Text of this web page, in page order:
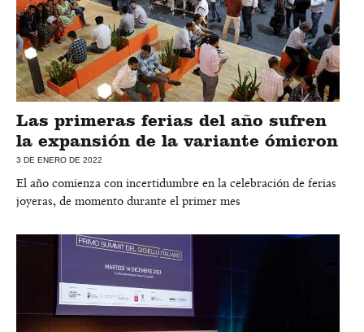
Las primeras ferias del año sufren
la expansión de la variante ómicron
3 DE ENERO DE 2022
El año comienza con incertidumbre en la celebración de ferias
joyeras, de momento durante el primer mes